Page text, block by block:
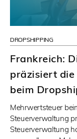
DROPSHIPPING
Frankreich:
präzisiert
beim
Mehrwertsteuer
Steuerverwaltung
Steuerverwaltung